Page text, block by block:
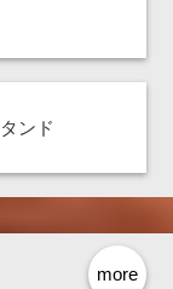
ンド
more